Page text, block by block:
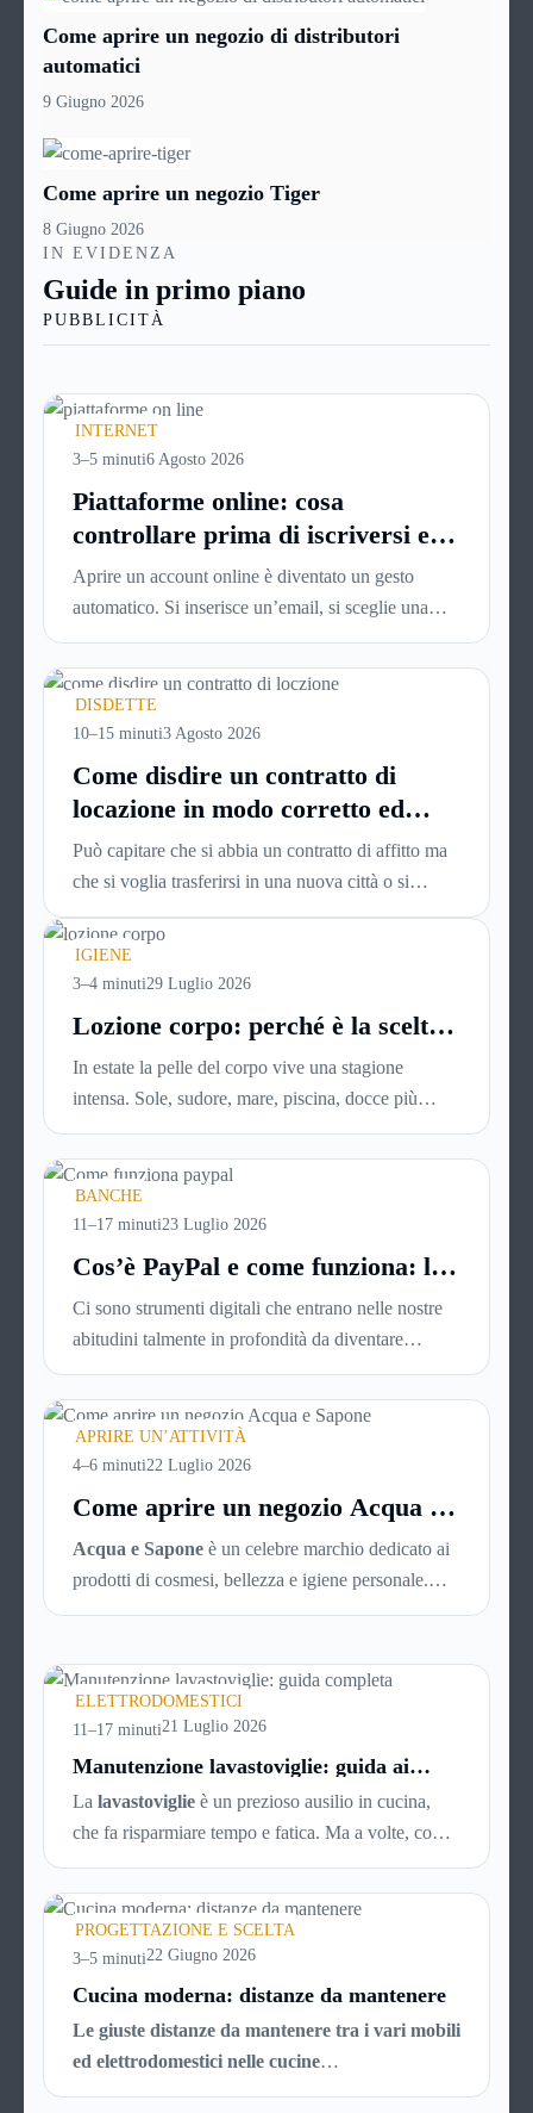
Come aprire un negozio di distributori
automatici
9 Giugno 2026
Come aprire un negozio Tiger
8 Giugno 2026
IN EVIDENZA
Guide in primo piano
PUBBLICITÀ
INTERNET
3–5 minuti6 Agosto 2026
Piattaforme online: cosa
controllare prima di iscriversi e
usare servizi in tempo reale
Aprire un account online è diventato un gesto
automatico. Si inserisce un’email, si sceglie una
password, si accetta una serie di condizioni senza
leggerle davvero. Tutto avviene in pochi minuti,
spesso senza che ci si fermi a capire dove si sta
entrando.
DISDETTE
10–15 minuti3 Agosto 2026
Come disdire un contratto di
locazione in modo corretto ed
efficace
Può capitare che si abbia un contratto di affitto ma
che si voglia trasferirsi in una nuova città o si
abbiano problemi a pagare il canone, per cui si
comincia a cercare un’altra abitazione: è legittimo
chiedersi se è possibiledisdire il contratto di
capiremo come inviare la disdetta per un contratto
di affitto.
IGIENE
3–4 minuti29 Luglio 2026
Lozione corpo: perché è la scelta
ideale per idratare la pelle in
estate
In estate la pelle del corpo vive una stagione
intensa. Sole, sudore, mare, piscina, docce più
frequenti e aria condizionata possono renderla
meno morbida, più disidratata o semplicemente
meno confortevole. Eppure, proprio nei mesi caldi,
molte persone smettono di applicare prodotti
idratanti perché temono texture pesanti, appiccicose
o difficili da assorbire.
BANCHE
11–17 minuti23 Luglio 2026
Cos’è PayPal e come funziona: la
guida completa aggiornata per
venditori e privati
Ci sono strumenti digitali che entrano nelle nostre
abitudini talmente in profondità da diventare
riferimenti assoluti. PayPal è uno di questi. Lo usi
per comprare su Amazon, per pagare un corso
online, per mandare venti euro a un amico. Ma se ti
chiedi esattamente cosa succede dietro quella
schermata (e soprattutto quanto ti costa davvero)
probabilmente non hai una risposta precisa su come
funziona PayPal.
APRIRE UN’ATTIVITÀ
4–6 minuti22 Luglio 2026
Come aprire un negozio Acqua e
Sapone
Acqua e Sapone è un celebre marchio dedicato ai
prodotti di cosmesi, bellezza e igiene personale.
L’azienda è presente dal 1992 e con circa 700 punti
successo, affermato e simbolo di convenienza.
ELETTRODOMESTICI
11–17 minuti21 Luglio 2026
Manutenzione lavastoviglie: guida ai
guasti più comuni (e soluzioni)
La lavastoviglie è un prezioso ausilio in cucina,
che fa risparmiare tempo e fatica. Ma a volte, come
tutti gli elettrodomestici, può accusare
malfunzionamenti o avere problemi tecnici. Ecco
una breve guida ai principali guasti e inconvenienti,
con tutti i consigli utili per cercare di risolverli da
soli, senza chiamare il tecnico e risparmiando
quindi soldi.
PROGETTAZIONE E SCELTA
3–5 minuti22 Giugno 2026
Cucina moderna: distanze da mantenere
Le giuste distanze da mantenere tra i vari mobili
ed elettrodomestici nelle cucine
moderne.Acquistare una cucina al giorno d’oggi